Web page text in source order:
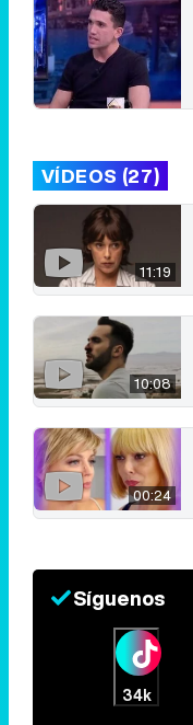
VÍDEOS (27)
11:19
10:08
00:24
Síguenos
34k